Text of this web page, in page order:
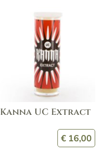
Kanna UC Extract
€ 16,00